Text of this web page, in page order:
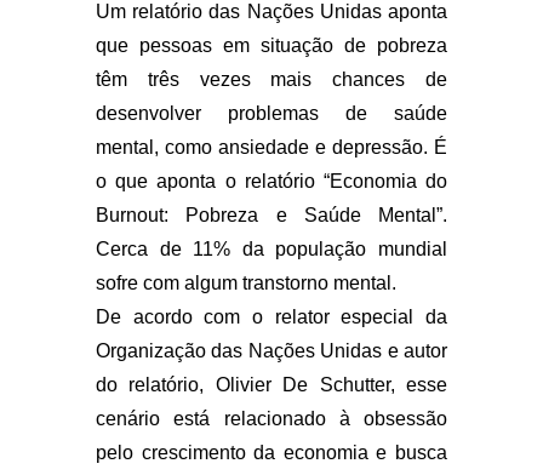
Um relatório das Nações Unidas aponta
que pessoas em situação de pobreza
têm três vezes mais chances de
desenvolver problemas de saúde
mental, como ansiedade e depressão. É
o que aponta o relatório “Economia do
Burnout: Pobreza e Saúde Mental”.
Cerca de 11% da população mundial
sofre com algum transtorno mental.
De acordo com o relator especial da
Organização das Nações Unidas e autor
do relatório, Olivier De Schutter, esse
cenário está relacionado à obsessão
pelo crescimento da economia e busca